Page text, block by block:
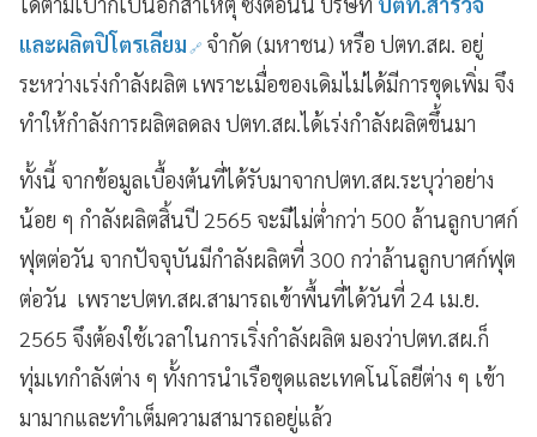
และผลิตปิโตรเลียม จำกัด (มหาชน) หรือ ปตท.สผ. อยู่
ระหว่างเร่งกำลังผลิต เพราะเมื่อของเดิมไม่ได้มีการขุดเพิ่ม จึง
ทำให้กำลังการผลิตลดลง ปตท.สผ.ได้เร่งกำลังผลิตขึ้นมา
ทั้งนี้ จากข้อมูลเบื้องต้นที่ได้รับมาจากปตท.สผ.ระบุว่าอย่าง
น้อย ๆ กำลังผลิตสิ้นปี 2565 จะมีไม่ต่ำกว่า 500 ล้านลูกบาศก์
ฟุตต่อวัน จากปัจจุบันมีกำลังผลิตที่ 300 กว่าล้านลูกบาศก์ฟุต
ต่อวัน เพราะปตท.สผ.สามารถเข้าพื้นที่ได้วันที่ 24 เม.ย.
2565 จึงต้องใช้เวลาในการเริ่งกำลังผลิต มองว่าปตท.สผ.ก็
ทุ่มเทกำลังต่าง ๆ ทั้งการนำเรือขุดและเทคโนโลยีต่าง ๆ เข้า
มามากและทำเต็มความสามารถอยู่แล้ว